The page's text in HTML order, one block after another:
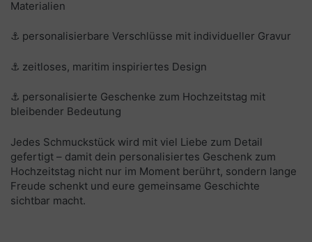
Materialien
⚓ personalisierbare Verschlüsse mit individueller Gravur
⚓ zeitloses, maritim inspiriertes Design
⚓ personalisierte Geschenke zum Hochzeitstag mit
bleibender Bedeutung
Jedes Schmuckstück wird mit viel Liebe zum Detail
gefertigt – damit dein personalisiertes Geschenk zum
Hochzeitstag nicht nur im Moment berührt, sondern lange
Freude schenkt und eure gemeinsame Geschichte
sichtbar macht.